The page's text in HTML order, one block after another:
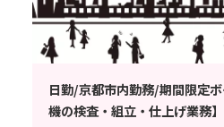
日勤/京都市内勤務/期間限定
機の検査・組立・仕上げ業務】